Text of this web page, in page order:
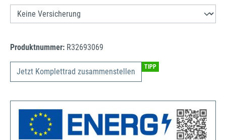
Produktnummer: R32693069
Jetzt Komplettrad zusammenstellen TIPP